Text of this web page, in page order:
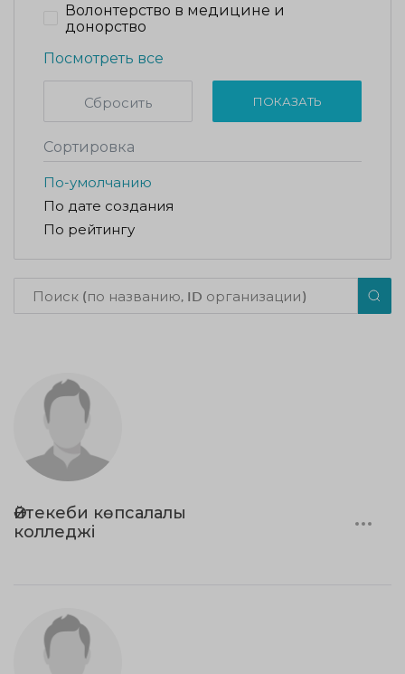
Волонтерство в медицине и
донорство
Посмотреть все
Сбросить ПОКАЗАТЬ
Сортировка
По-умолчанию
По дате создания
По рейтингу
Әйтекеби көпсалалы
колледжі